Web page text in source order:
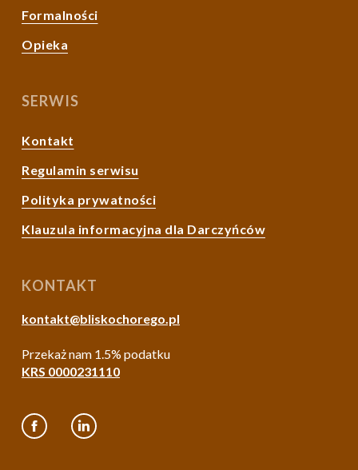
Formalności
Opieka
SERWIS
Kontakt
Regulamin serwisu
Polityka prywatności
Klauzula informacyjna dla Darczyńców
KONTAKT
kontakt@bliskochorego.pl
Przekaż nam 1.5% podatku
KRS 0000231110